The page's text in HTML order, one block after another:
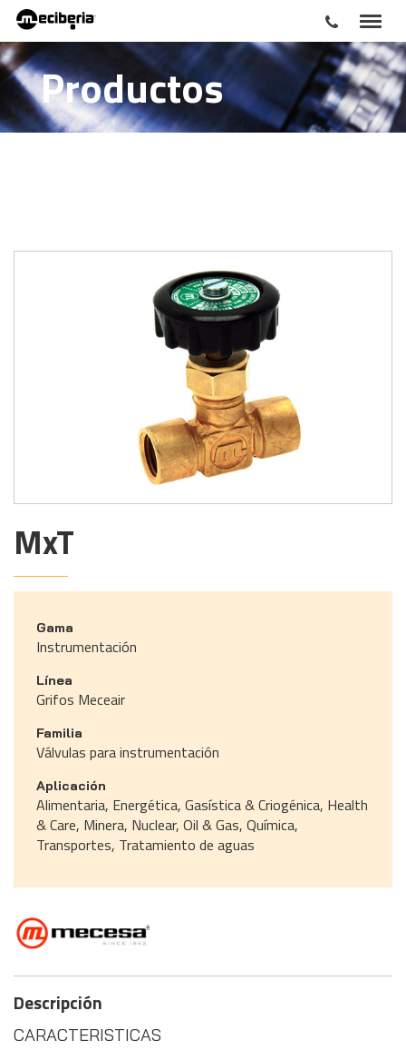
Productos
MxT
Gama
Instrumentación
Línea
Grifos Meceair
Familia
Válvulas para instrumentación
Aplicación
Alimentaria, Energética, Gasística & Criogénica, Health
& Care, Minera, Nuclear, Oil & Gas, Química,
Transportes, Tratamiento de aguas
Descripción
CARACTERISTICAS